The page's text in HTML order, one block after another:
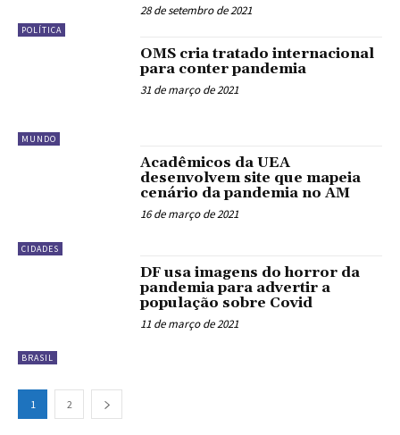
POLÍTICA
28 de setembro de 2021
MUNDO
OMS cria tratado internacional
para conter pandemia
31 de março de 2021
CIDADES
Acadêmicos da UEA
desenvolvem site que mapeia
cenário da pandemia no AM
16 de março de 2021
BRASIL
DF usa imagens do horror da
pandemia para advertir a
população sobre Covid
11 de março de 2021
1 2